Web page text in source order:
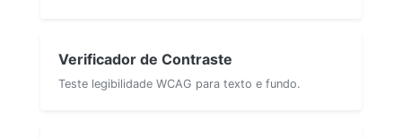
Verificador de Contraste
Teste legibilidade WCAG para texto e fundo.